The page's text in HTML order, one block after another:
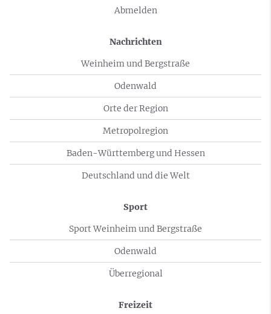
Abmelden
Nachrichten
Weinheim und Bergstraße
Odenwald
Orte der Region
Metropolregion
Baden-Württemberg und Hessen
Deutschland und die Welt
Sport
Sport Weinheim und Bergstraße
Odenwald
Überregional
Freizeit